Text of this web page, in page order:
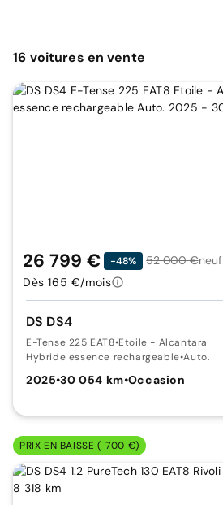
16 voitures en vente
DS DS4
E-Tense 225 EAT8•Etoile - Alcantara
Hybride essence rechargeable•Auto.
2025•30 054 km•Occasion
26 799 € -48% 52 000 €neuf
Dès 165 €/mois
PRIX EN BAISSE (-700 €)